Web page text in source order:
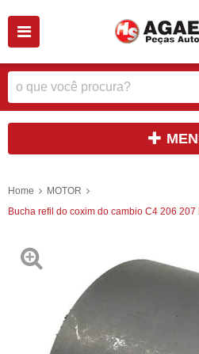
Home
MOTOR
Bucha refil do coxim do cambio C4 206